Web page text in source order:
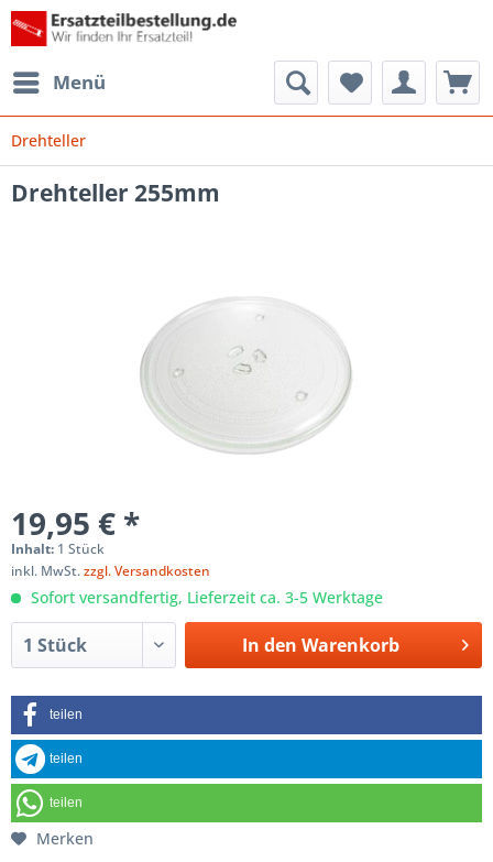
Menü
Drehteller
Drehteller 255mm
19,95 € *
Inhalt: 1 Stück
inkl. MwSt.zzgl. Versandkosten
Sofort versandfertig, Lieferzeit ca. 3-5 Werktage
In den Warenkorb
teilen
teilen
teilen
Merken